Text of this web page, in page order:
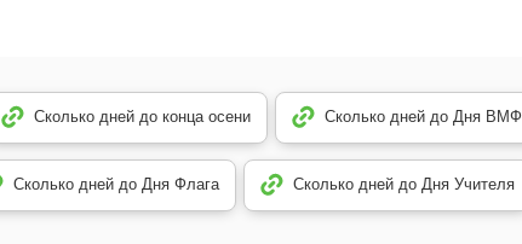
Сколько дней до конца осени Сколько дней до Дня ВМФ
Сколько дней до Дня Флага Сколько дней до Дня Учителя